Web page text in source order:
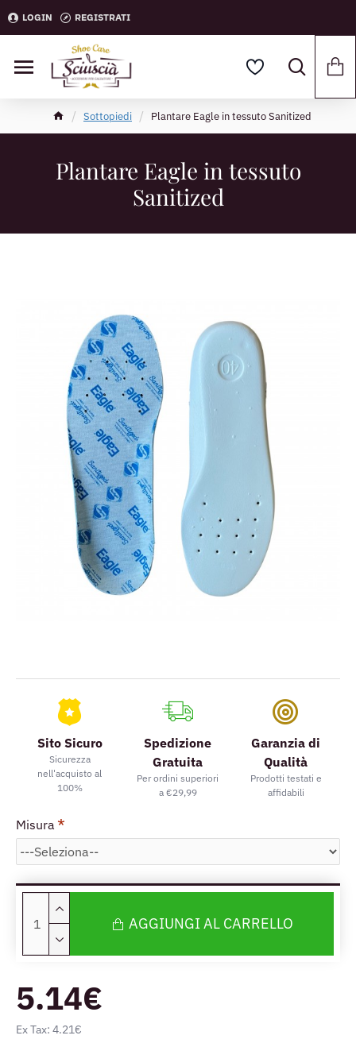
LOGIN REGISTRATI
Sottopiedi Plantare Eagle in tessuto Sanitized
Plantare Eagle in tessuto
Sanitized
Sito Sicuro
Sicurezza
nell'acquisto al
100%
Spedizione
Gratuita
Per ordini superiori
a €29,99
Garanzia di
Qualità
Prodotti testati e
affidabili
5.14€
Ex Tax: 4.21€
Misura
AGGIUNGI AL CARRELLO